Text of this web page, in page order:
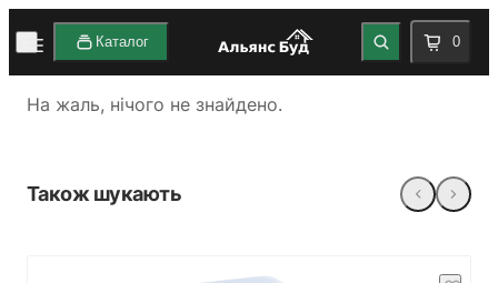
Каталог 0
На жаль, нічого не знайдено.
Також шукають